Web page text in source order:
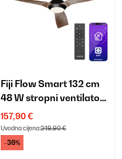
Fiji Flow Smart 132 cm
48 W stropni ventilator
sa svjetlom orah
157,90 €
Uvodna cijena:249,90 €
-36%